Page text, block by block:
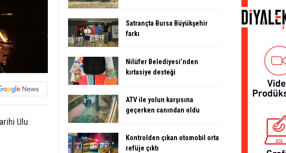
Ulu
Satrançta Bursa Büyükşehir
farkı
Nilüfer Belediyesi’nden
kırtasiye desteği
ATV ile yolun karşısına
geçerken canından oldu
Kontrolden çıkan otomobil orta
refüje çıktı